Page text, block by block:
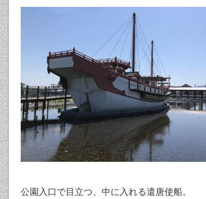
公園入口で目立つ、中に入れる遣唐使船。